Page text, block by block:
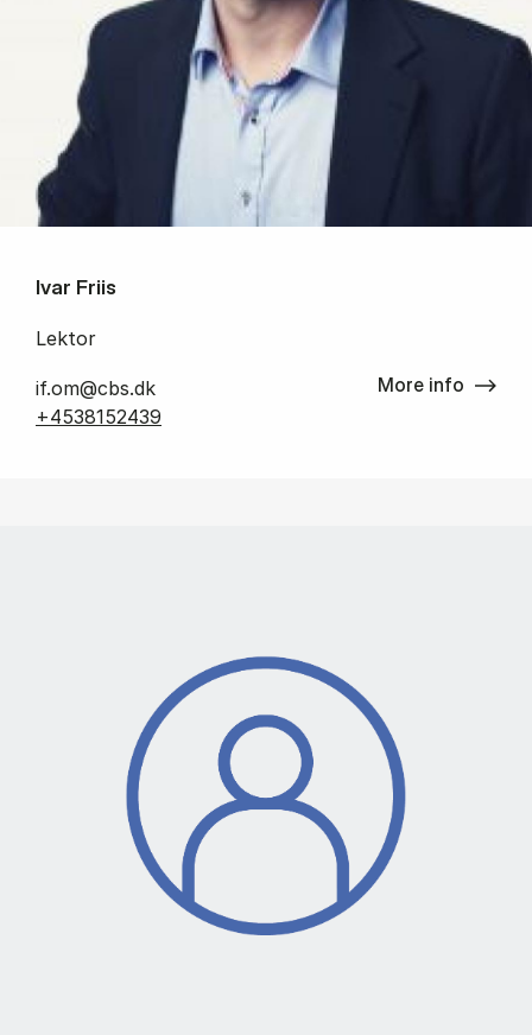
Ivar Friis
Lektor
if.om@cbs.dk
+4538152439
More info